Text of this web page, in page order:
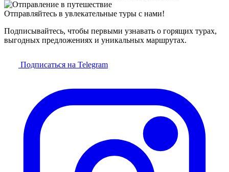
Отправляйтесь в увлекательные туры с нами!
Подписывайтесь, чтобы первыми узнавать о горящих турах,
выгодных предложениях и уникальных маршрутах.
Подписаться на Telegram